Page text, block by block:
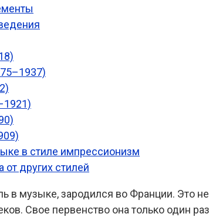
в стиле импрессионизм
других стилей
музыке, зародился во Франции. Это
Свое первенство она только один